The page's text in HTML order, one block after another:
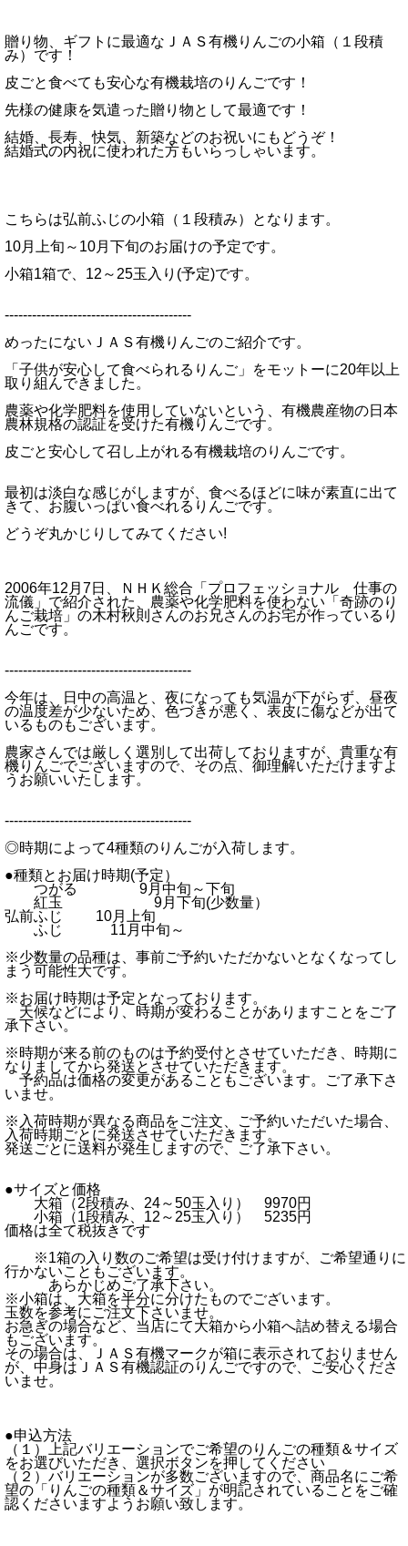
贈り物、ギフトに最適なＪＡＳ有機りんごの小箱（１段積
み）です！
皮ごと食べても安心な有機栽培のりんごです！
先様の健康を気遣った贈り物として最適です！
結婚、長寿、快気、新築などのお祝いにもどうぞ！
結婚式の内祝に使われた方もいらっしゃいます。
こちらは弘前ふじの小箱（１段積み）となります。
10月上旬～10月下旬のお届けの予定です。
小箱1箱で、12～25玉入り(予定)です。
-----------------------------------------
めったにないＪＡＳ有機りんごのご紹介です。
「子供が安心して食べられるりんご」をモットーに20年以上
取り組んできました。
農薬や化学肥料を使用していないという、有機農産物の日本
農林規格の認証を受けた有機りんごです。
皮ごと安心して召し上がれる有機栽培のりんごです。
最初は淡白な感じがしますが、食べるほどに味が素直に出て
きて、お腹いっぱい食べれるりんごです。
どうぞ丸かじりしてみてください!
2006年12月7日、ＮＨＫ総合「プロフェッショナル 仕事の
流儀」で紹介された、農薬や化学肥料を使わない「奇跡のり
んご栽培」の木村秋則さんのお兄さんのお宅が作っているり
んごです。
-----------------------------------------
今年は、日中の高温と、夜になっても気温が下がらず、昼夜
の温度差が少ないため、色づきが悪く、表皮に傷などが出て
いるものもございます。
農家さんでは厳しく選別して出荷しておりますが、貴重な有
機りんごでございますので、その点、御理解いただけますよ
うお願いいたします。
-----------------------------------------
◎時期によって4種類のりんごが入荷します。
●種類とお届け時期(予定）
つがる 9月中旬～下旬
紅玉 9月下旬(少数量）
弘前ふじ 10月上旬
ふじ 11月中旬～
※少数量の品種は、事前ご予約いただかないとなくなってし
まう可能性大です。
※お届け時期は予定となっております。
天候などにより、時期が変わることがありますことをご了
承下さい。
※時期が来る前のものは予約受付とさせていただき、時期に
なりましてから発送とさせていただきます。
予約品は価格の変更があることもございます。ご了承下さ
いませ。
※入荷時期が異なる商品をご注文、ご予約いただいた場合、
入荷時期ごとに発送させていただきます。
発送ごとに送料が発生しますので、ご了承下さい。
●サイズと価格
大箱（2段積み、24～50玉入り） 9970円
小箱（1段積み、12～25玉入り） 5235円
価格は全て税抜きです
※1箱の入り数のご希望は受け付けますが、ご希望通りに
行かないこともございます。
あらかじめご了承下さい。
※小箱は、大箱を半分に分けたものでございます。
玉数を参考にご注文下さいませ。
お急ぎの場合など、当店にて大箱から小箱へ詰め替える場合
もございます。
その場合は、ＪＡＳ有機マークが箱に表示されておりません
が、中身はＪＡＳ有機認証のりんごですので、ご安心くださ
いませ。
●申込方法
（１）上記バリエーションでご希望のりんごの種類＆サイズ
をお選びいただき、選択ボタンを押してください
（２）バリエーションが多数ございますので、商品名にご希
望の「りんごの種類＆サイズ」が明記されていることをご確
認くださいますようお願い致します。